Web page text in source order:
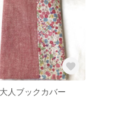
人ブックカバー